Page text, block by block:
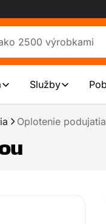
Služby
Oplotenie